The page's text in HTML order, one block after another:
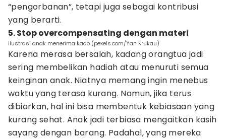
“pengorbanan”, tetapi juga sebagai kontribusi
yang berarti.
5. Stop overcompensating dengan materi
ilustrasi anak menerima kado (pexels.com/Yan Krukau)
Karena merasa bersalah, kadang orangtua jadi
sering membelikan hadiah atau menuruti semua
keinginan anak. Niatnya memang ingin menebus
waktu yang terasa kurang. Namun, jika terus
dibiarkan, hal ini bisa membentuk kebiasaan yang
kurang sehat. Anak jadi terbiasa mengaitkan kasih
sayang dengan barang. Padahal, yang mereka